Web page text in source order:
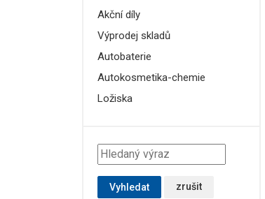
Akční díly
Výprodej skladů
Autobaterie
Autokosmetika-chemie
Ložiska
Vyhledat zrušit